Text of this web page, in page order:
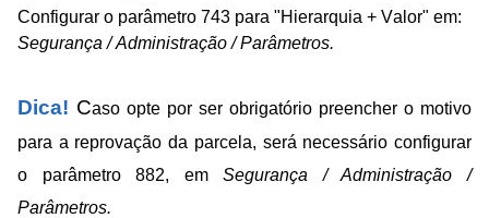
Configurar o parâmetro 743 para "Hierarquia + Valor" em:
Segurança / Administração / Parâmetros.
Dica! Caso opte por ser obrigatório preencher o motivo
para a reprovação da parcela, será necessário configurar
o parâmetro 882, emSegurança / Administração /
Parâmetros.